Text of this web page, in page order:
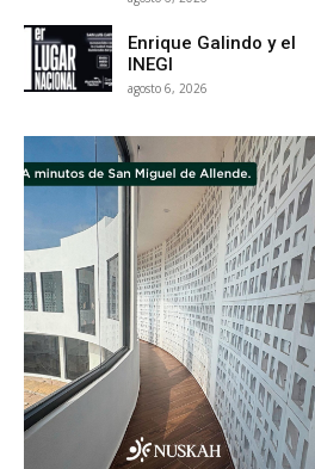
Enrique Galindo y el
INEGI
agosto 6, 2026